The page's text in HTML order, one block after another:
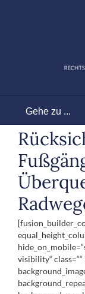
Gehe zu ...
visibility“